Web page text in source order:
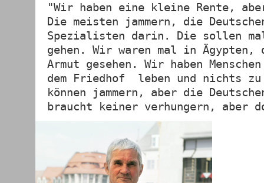
"Wir haben eine kleine Rente,
Die meisten jammern, die
Spezialisten darin. Die sollen
gehen. Wir waren mal in Ägypten,
Armut gesehen. Wir haben
dem Friedhof leben und nichts zu
können jammern, aber die
braucht keiner verhungern, aber